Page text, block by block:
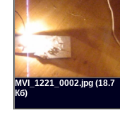
MVI_1221_0002.jpg (18.7
Кб)